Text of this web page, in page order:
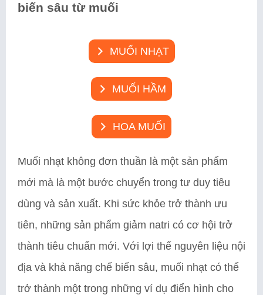
biến sâu từ muối
MUỐI NHẠT
MUỐI HẦM
HOA MUỐI
Muối nhạt không đơn thuần là một sản phẩm
mới mà là một bước chuyển trong tư duy tiêu
dùng và sản xuất. Khi sức khỏe trở thành ưu
tiên, những sản phẩm giảm natri có cơ hội trở
thành tiêu chuẩn mới. Với lợi thế nguyên liệu nội
địa và khả năng chế biến sâu, muối nhạt có thể
trở thành một trong những ví dụ điển hình cho